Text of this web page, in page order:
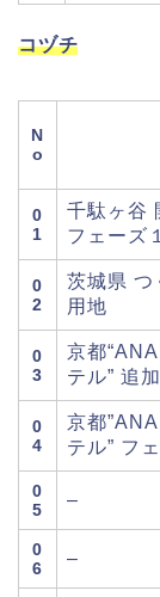
コヅチ
N
o
0
1
千駄ヶ谷
フェーズ１
0
2
茨城県 つ
用地
0
3
京都
テル” 追
0
4
京都
テル” フ
0
5
–
0
6
–